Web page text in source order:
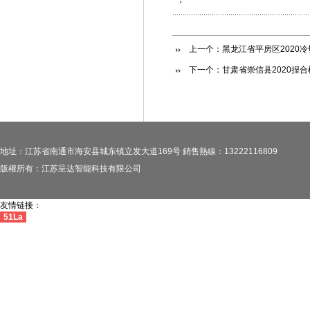
上一个： 黑龙江省平房区2020
下一个： 甘肃省崇信县2020捏
地址：江苏省南通市海安县城东镇立发大道169号 銷售熱線：13222116809
版權所有：江苏呈达智能科技有限公司
友情链接：
51La